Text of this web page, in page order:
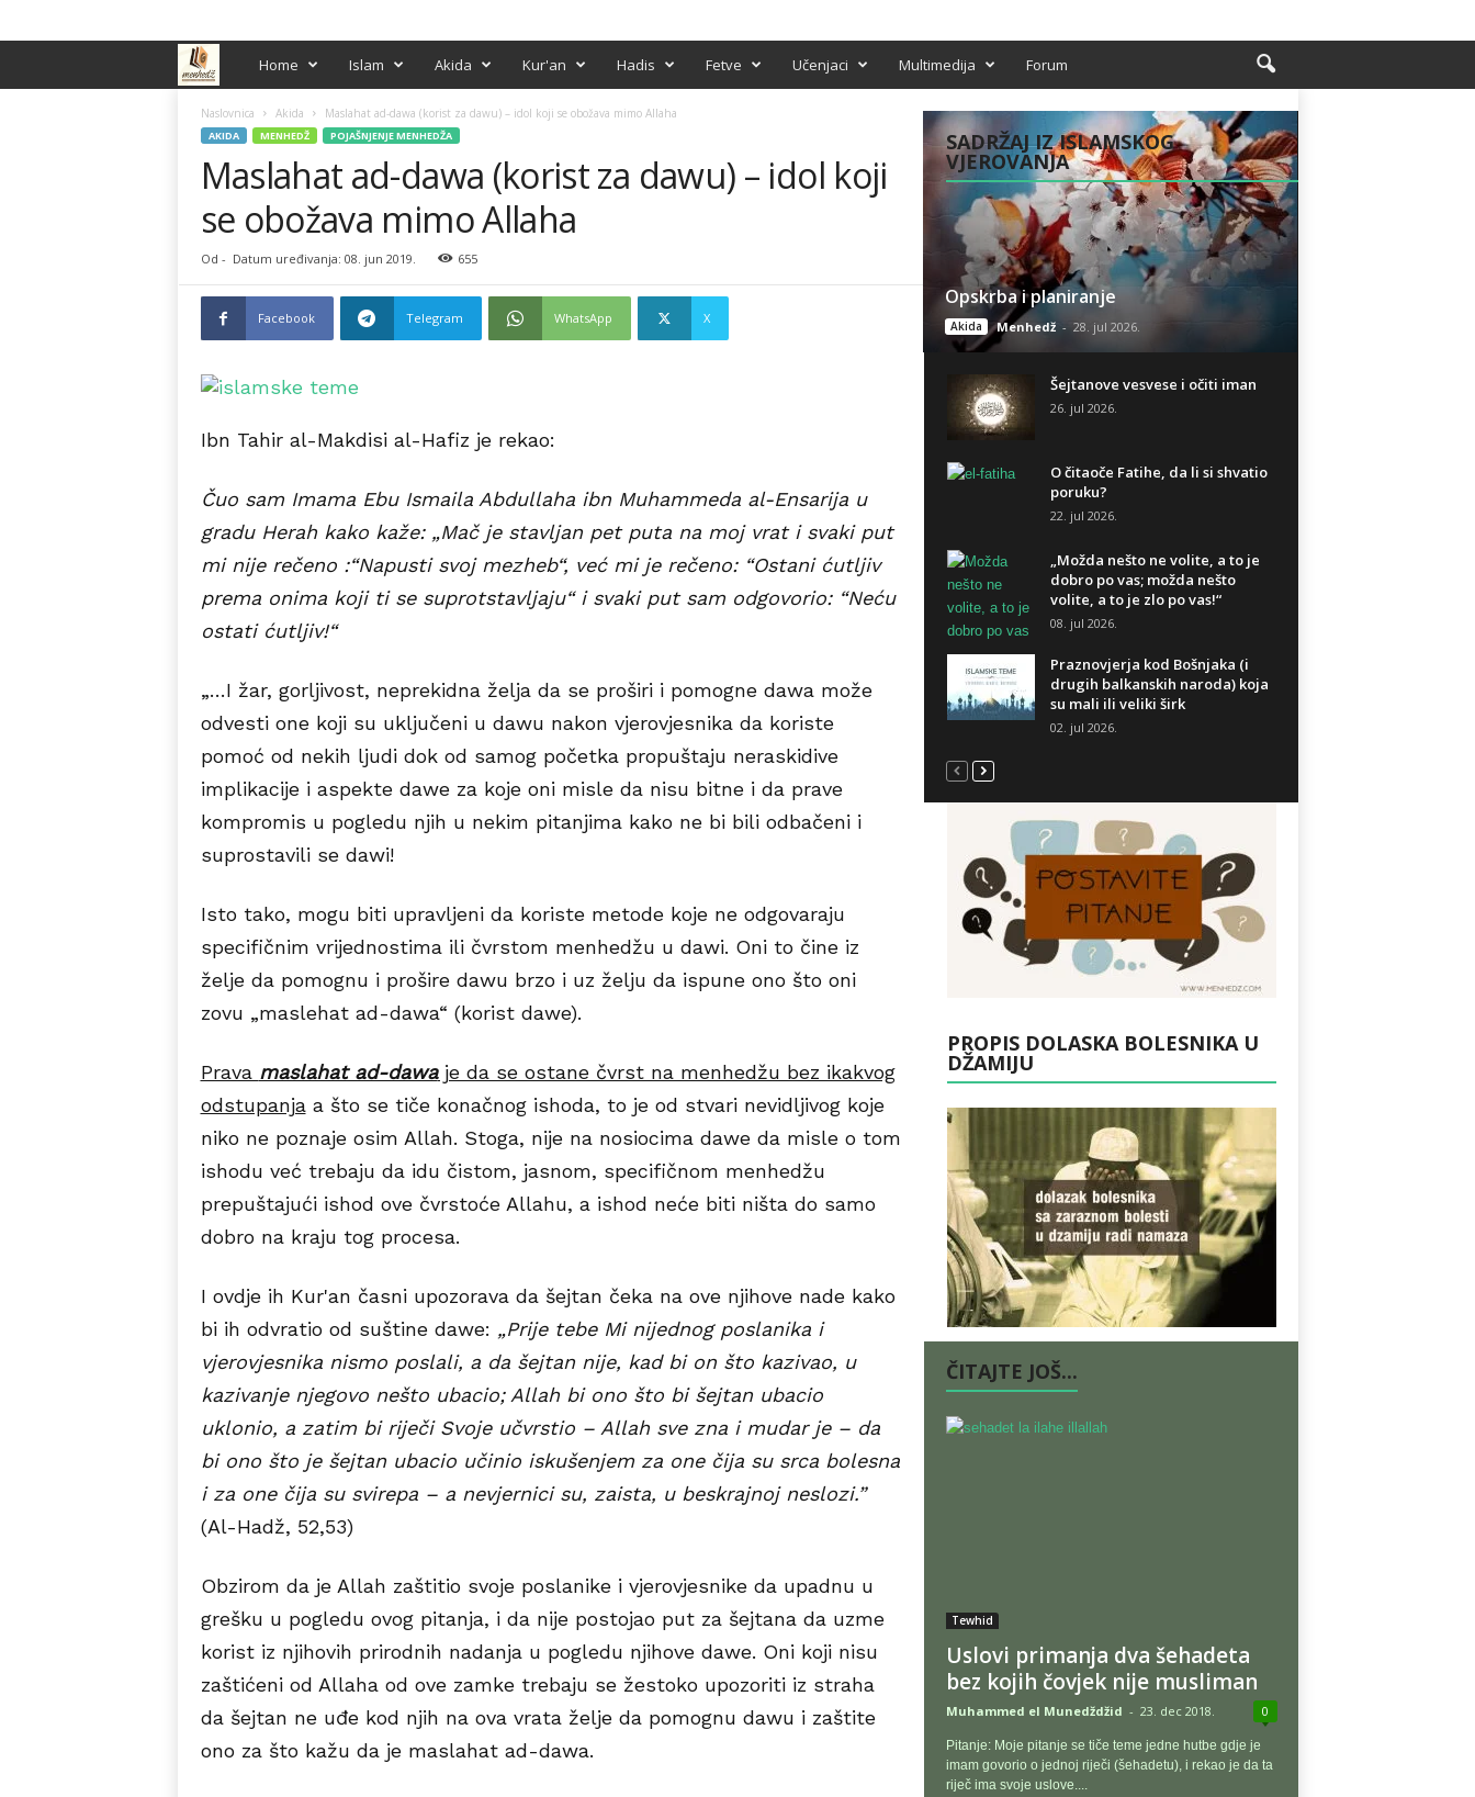
e
e
Home Islam Akida Kur'an Hadis Fetve Učenjaci Multimedija Forum
Naslovnica Akida Maslahat ad-dawa (korist za dawu) – idol koji se obožava mimo Allaha
AKIDA MENHEDŽ POJAŠNJENJE MENHEDŽA
Maslahat ad-dawa (korist za dawu) – idol koji
se obožava mimo Allaha
Od - Datum uređivanja: 08. jun 2019. 655
Facebook Telegram WhatsApp X
Ibn Tahir al-Makdisi al-Hafiz je rekao:
Čuo sam Imama Ebu Ismaila Abdullaha ibn Muhammeda al-Ensarija u
gradu Herah kako kaže: „Mač je stavljan pet puta na moj vrat i svaki put
mi nije rečeno :“Napusti svoj mezheb“, već mi je rečeno: “Ostani ćutljiv
prema onima koji ti se suprotstavljaju“ i svaki put sam odgovorio: “Neću
ostati ćutljiv!“
„…I žar, gorljivost, neprekidna želja da se proširi i pomogne dawa može
odvesti one koji su uključeni u dawu nakon vjerovjesnika da koriste
pomoć od nekih ljudi dok od samog početka propuštaju neraskidive
implikacije i aspekte dawe za koje oni misle da nisu bitne i da prave
kompromis u pogledu njih u nekim pitanjima kako ne bi bili odbačeni i
suprostavili se dawi!
Isto tako, mogu biti upravljeni da koriste metode koje ne odgovaraju
specifičnim vrijednostima ili čvrstom menhedžu u dawi. Oni to čine iz
želje da pomognu i prošire dawu brzo i uz želju da ispune ono što oni
zovu „maslehat ad-dawa“ (korist dawe).
Prava maslahat ad-dawaje da se ostane čvrst na menhedžu bez ikakvog
odstupanjaa što se tiče konačnog ishoda, to je od stvari nevidljivog koje
niko ne poznaje osim Allah. Stoga, nije na nosiocima dawe da misle o tom
ishodu već trebaju da idu čistom, jasnom, specifičnom menhedžu
prepuštajući ishod ove čvrstoće Allahu, a ishod neće biti ništa do samo
dobro na kraju tog procesa.
I ovdje ih Kur'an časni upozorava da šejtan čeka na ove njihove nade kako
bi ih odvratio od suštine dawe: „Prije tebe Mi nijednog poslanika i
vjerovjesnika nismo poslali, a da šejtan nije, kad bi on što kazivao, u
kazivanje njegovo nešto ubacio; Allah bi ono što bi šejtan ubacio
uklonio, a zatim bi riječi Svoje učvrstio – Allah sve zna i mudar je – da
bi ono što je šejtan ubacio učinio iskušenjem za one čija su srca bolesna
i za one čija su svirepa – a nevjernici su, zaista, u beskrajnoj neslozi.”
(Al-Hadž, 52,53)
Obzirom da je Allah zaštitio svoje poslanike i vjerovjesnike da upadnu u
grešku u pogledu ovog pitanja, i da nije postojao put za šejtana da uzme
korist iz njihovih prirodnih nadanja u pogledu njihove dawe. Oni koji nisu
zaštićeni od Allaha od ove zamke trebaju se žestoko upozoriti iz straha
da šejtan ne uđe kod njih na ova vrata želje da pomognu dawu i zaštite
ono za što kažu da je maslahat ad-dawa.
SADRŽAJ IZ ISLAMSKOG
VJEROVANJA
Opskrba i planiranje
Akida Menhedž - 28. jul 2026.
Šejtanove vesvese i očiti iman
26. jul 2026.
O čitaoče Fatihe, da li si shvatio
poruku?
22. jul 2026.
„Možda nešto ne volite, a to je
dobro po vas; možda nešto
volite, a to je zlo po vas!“
08. jul 2026.
Praznovjerja kod Bošnjaka (i
drugih balkanskih naroda) koja
su mali ili veliki širk
02. jul 2026.
PROPIS DOLASKA BOLESNIKA U
DŽAMIJU
ČITAJTE JOŠ...
Tewhid
Uslovi primanja dva šehadeta
bez kojih čovjek nije musliman
Muhammed el Munedždžid - 23. dec 2018. 0
Pitanje: Moje pitanje se tiče teme jedne hutbe gdje je
imam govorio o jednoj riječi (šehadetu), i rekao je da ta
riječ ima svoje uslove....